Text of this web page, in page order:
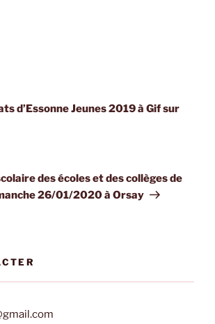
d’Essonne Jeunes 2019 à Gif sur
des écoles et des collèges de
26/01/2020 à Orsay